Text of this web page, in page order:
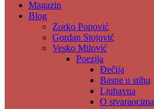
Magazin
Blog
Zorko Popović
Gordan Stojović
Vesko Milović
Poezija
Đečija
Basne u stihu
Ljubavna
O stvaraocima